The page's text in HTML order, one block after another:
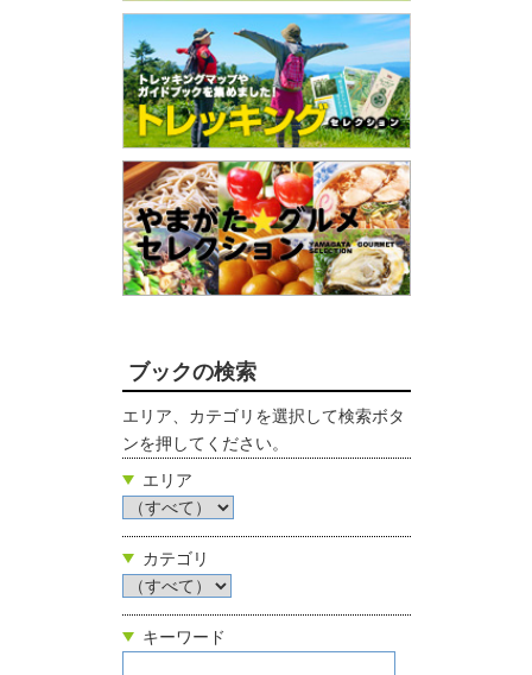
ブックの検索
エリア、カテゴリを選択して検索ボタ
ンを押してください。
エリア
カテゴリ
キーワード